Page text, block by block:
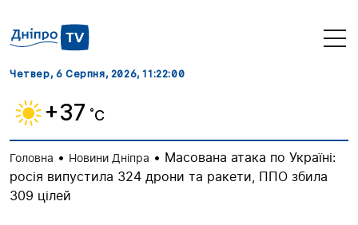
Четвер, 6 Серпня, 2026, 11:22:01
+37 ˚C
Головна • Новини Дніпра • Масована атака по Україні:
росія випустила 324 дрони та ракети, ППО збила
309 цілей